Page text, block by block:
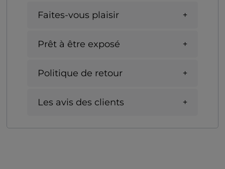
Faites-vous plaisir
Prêt à être exposé
Politique de retour
Les avis des clients